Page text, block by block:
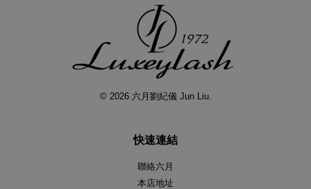
© 2026 六月劉紀儀 Jun Liu.
快速連結
聯絡六月
本店地址